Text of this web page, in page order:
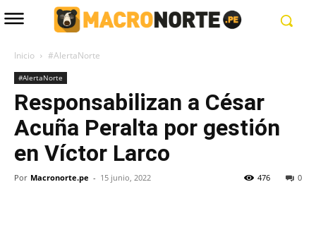
Inicio #AlertaNorte
#AlertaNorte
Responsabilizan a César
Acuña Peralta por gestión
en Víctor Larco
Por Macronorte.pe - 15 junio, 2022 0
476